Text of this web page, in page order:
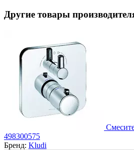
Другие товары
498300575
Бренд: Kludi